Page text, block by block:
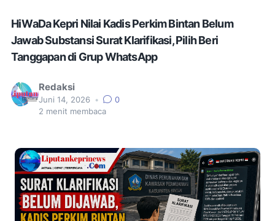
HiWaDa Kepri Nilai Kadis Perkim Bintan Belum
Jawab Substansi Surat Klarifikasi, Pilih Beri
Tanggapan di Grup WhatsApp
Redaksi
Juni 14, 2026 •
0
2 menit membaca